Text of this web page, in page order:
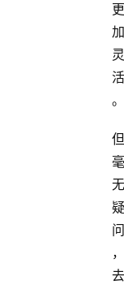
更
加
灵
活
。
但
毫
无
疑
问
，
去